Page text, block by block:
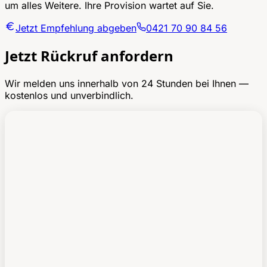
um alles Weitere. Ihre Provision wartet auf Sie.
Jetzt Empfehlung abgeben
0421 70 90 84 56
Jetzt Rückruf anfordern
Wir melden uns innerhalb von 24 Stunden bei Ihnen —
kostenlos und unverbindlich.